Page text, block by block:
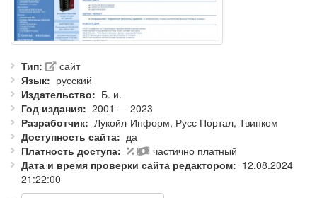
Тип
сайт
Язык
русский
Издательство
Б. и.
Год издания
2001 — 2023
Разработчик
Лукойл-Информ, Русс Портал, Твинком
Доступность сайта
да
Платность доступа
частично платный
Дата и время проверки сайта редактором
12.08.2024
21:22:00